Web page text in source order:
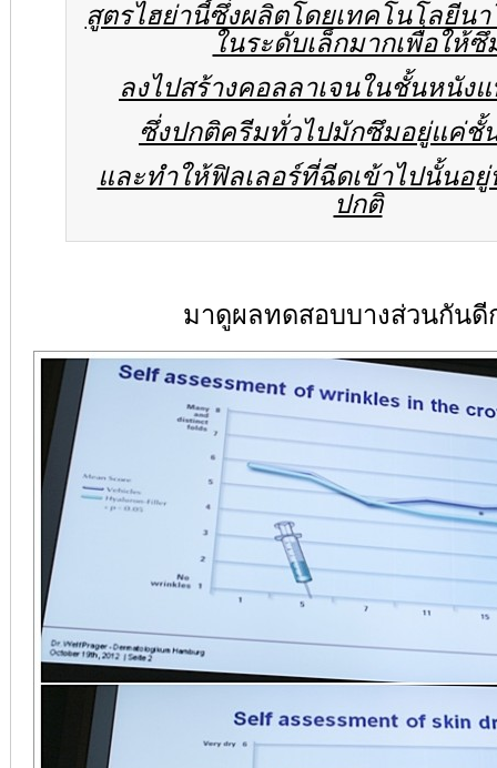
สูตรไฮย่านี้ซึ่งผลิตโดยเทคโนโลยีน
ในระดับเล็กมากเพื่อให้ซึ
ลงไปสร้างคอลลาเจนในชั้นหนังแ
ซึ่งปกติครีมทั่วไปมักซึมอยู่แค่ชั้
และทำให้ฟิลเลอร์ที่ฉีดเข้าไปนั้นอ
ปกติ
มาดูผลทดสอบบางส่วนกันดี